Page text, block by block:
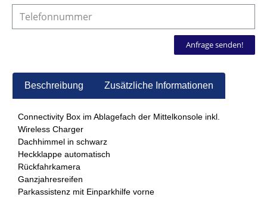
Anfrage senden!
Beschreibung Zusätzliche Informationen
Connectivity Box im Ablagefach der Mittelkonsole inkl.
Wireless Charger
Dachhimmel in schwarz
Heckklappe automatisch
Rückfahrkamera
Ganzjahresreifen
Parkassistenz mit Einparkhilfe vorne